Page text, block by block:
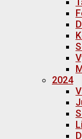
2024